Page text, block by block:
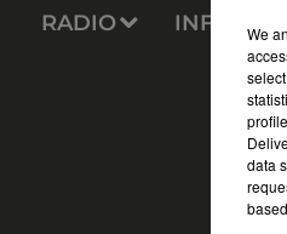
RADIO INFOS We
data